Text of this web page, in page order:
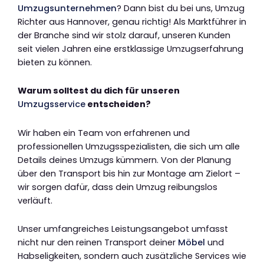
Umzugsunternehmen? Dann bist du bei uns, Umzug
Richter aus Hannover, genau richtig! Als Marktführer in
der Branche sind wir stolz darauf, unseren Kunden
seit vielen Jahren eine erstklassige Umzugserfahrung
bieten zu können.
Warum solltest du dich für unseren
Umzugsservice entscheiden?
Wir haben ein Team von erfahrenen und
professionellen Umzugsspezialisten, die sich um alle
Details deines Umzugs kümmern. Von der Planung
über den Transport bis hin zur Montage am Zielort –
wir sorgen dafür, dass dein Umzug reibungslos
verläuft.
Unser umfangreiches Leistungsangebot umfasst
nicht nur den reinen Transport deiner Möbel und
Habseligkeiten, sondern auch zusätzliche Services wie